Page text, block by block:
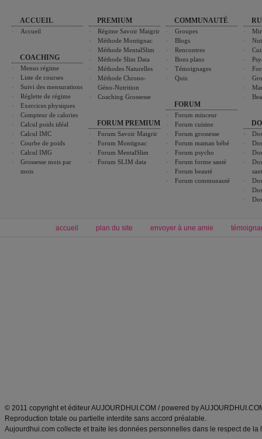
ACCUEIL
Accueil
COACHING
Menus régime
Liste de courses
Suivi des mensurations
Réglette de régime
Exercices physiques
Compteur de calories
Calcul poids idéal
Calcul IMC
Courbe de poids
Calcul IMG
Grossesse mois par
mois
PREMIUM
Régime Savoir Maigrir
Méthode Montignac
Méthode MentalSlim
Méthode Slim Data
Méthodes Naturelles
Méthode Chrono-
Géno-Nutrition
Coaching Grossesse
FORUM PREMIUM
Forum Savoir Maigrir
Forum Montignac
Forum MentalSlim
Forum SLIM data
COMMUNAUTÉ
Groupes
Blogs
Rencontres
Bons plans
Témoignages
Quiz
FORUM
Forum minceur
Forum cuisine
Forum grossesse
Forum maman bébé
Forum psycho
Forum forme santé
Forum beauté
Forum communauté
accueil plan du site envoyer à une amie
© 2011 copyright et éditeur AUJOURDHUI.COM / powered by
Reproduction totale ou partielle interdite sans accord préalable.
Aujourdhui.com collecte et traite les données personnelles dans le respect de